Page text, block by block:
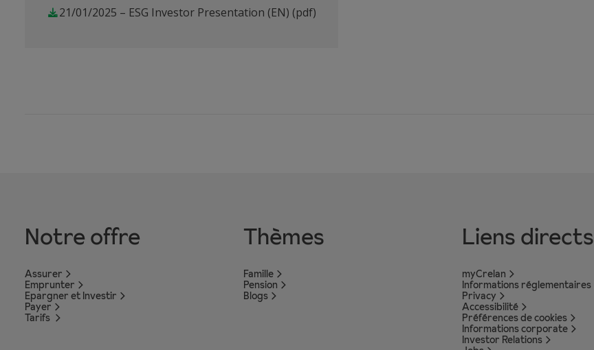
21/01/2025 – ESG Investor Presentation (EN) (pdf)
Notre offre
Assurer
Emprunter
Epargner et Investir
Payer
Tarifs
Thèmes
Famille
Pension
Blogs
Liens directs
myCrelan
Informations réglementaires
Privacy
Accessibilité
Préférences de cookies
Informations corporate
Investor Relations